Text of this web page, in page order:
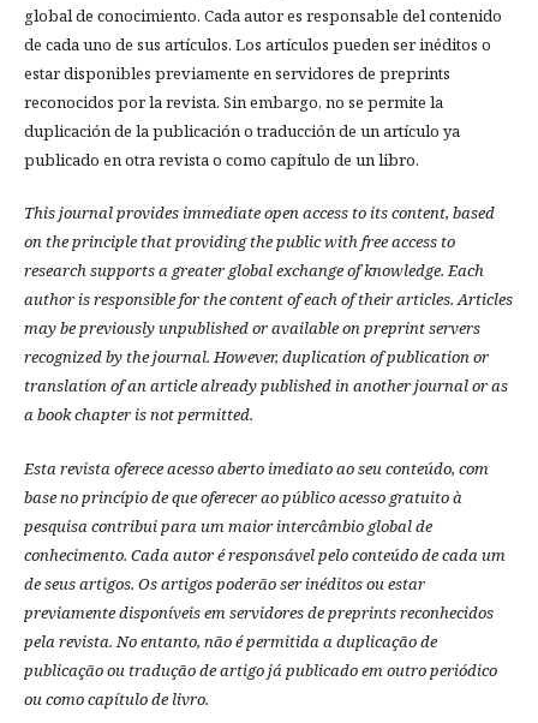
global de conocimiento. Cada autor es responsable del contenido
de cada uno de sus artículos. Los artículos pueden ser inéditos o
estar disponibles previamente en servidores de preprints
reconocidos por la revista. Sin embargo, no se permite la
duplicación de la publicación o traducción de un artículo ya
publicado en otra revista o como capítulo de un libro.
This journal provides immediate open access to its content, based
on the principle that providing the public with free access to
research supports a greater global exchange of knowledge. Each
author is responsible for the content of each of their articles. Articles
may be previously unpublished or available on preprint servers
recognized by the journal. However, duplication of publication or
translation of an article already published in another journal or as
a book chapter is not permitted.
Esta revista oferece acesso aberto imediato ao seu conteúdo, com
base no princípio de que oferecer ao público acesso gratuito à
pesquisa contribui para um maior intercâmbio global de
conhecimento. Cada autor é responsável pelo conteúdo de cada um
de seus artigos. Os artigos poderão ser inéditos ou estar
previamente disponíveis em servidores de preprints reconhecidos
pela revista. No entanto, não é permitida a duplicação de
publicação ou tradução de artigo já publicado em outro periódico
ou como capítulo de livro.